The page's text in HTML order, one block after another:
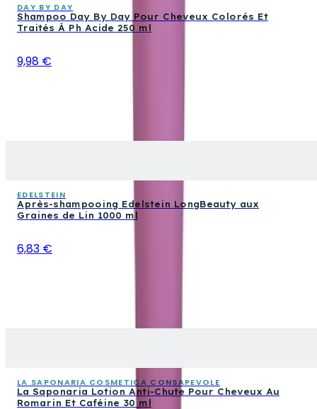
DAY BY DAY
Shampoo Day By Day Pour Cheveux Colorés Et
Traités À Ph Acide 250 ml
9,98 €
EDELSTEIN
Après-shampooing Edelstein LongBeauty aux
Graines de Lin 1000 ml
6,83 €
LA SAPONARIA COSMETICA CONSAPEVOLE
La Saponaria Lotion Anti-Chute Pour Cheveux Au
Romarin Et Caféine 30 ml